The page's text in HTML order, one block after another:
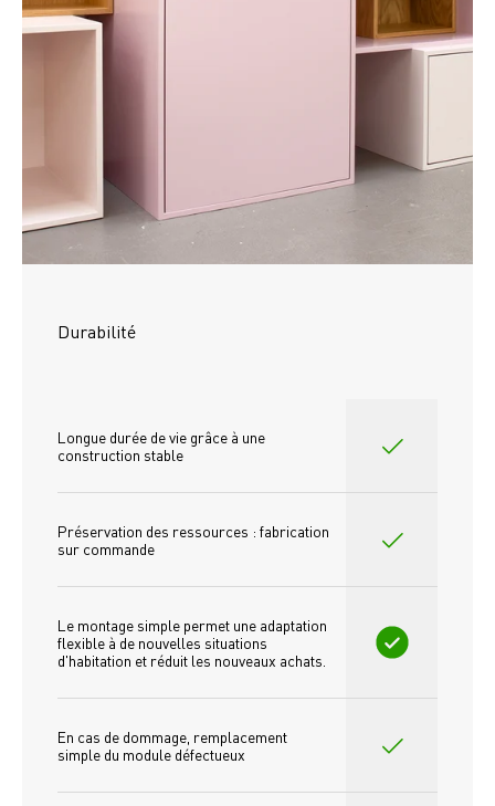
Durabilité
Longue durée de vie grâce à une
construction stable
Préservation des ressources : fabrication
sur commande
Le montage simple permet une adaptation
flexible à de nouvelles situations
d'habitation et réduit les nouveaux achats.
En cas de dommage, remplacement
simple du module défectueux